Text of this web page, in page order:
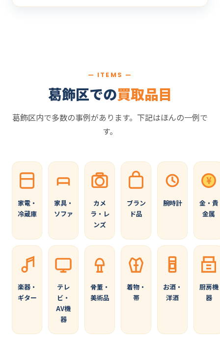
— ITEMS —
葛飾区での買取品目
葛飾区内で多数の事例があります。下記はほんの一例で
す。
家電・
冷蔵庫
家具・
ソファ
カメ
ラ・レ
ンズ
ブラン
ド品
腕時計
¥
金・貴
金属
楽器・
ギター
テレ
ビ・
AV機
器
骨董・
美術品
着物・
帯
お酒・
洋酒
厨房機
器